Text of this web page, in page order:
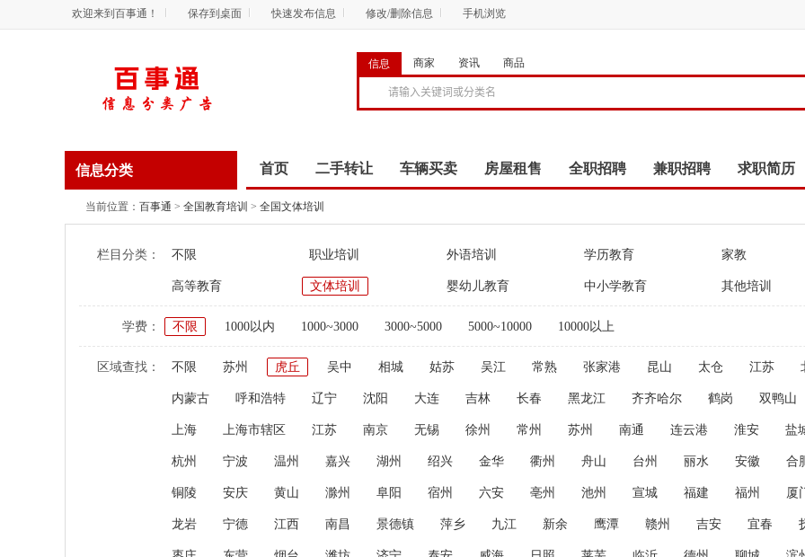
欢迎来到百事通！ 保存到桌面 快速发布信息 修改/删除信息 手机浏览
信息 商家 资讯 商品
信息分类 首页 二手转让 车辆买卖 房屋租售 全职招聘 兼职招聘 求职简历
商务服务
当前位置： 百事通 > 全国教育培训 > 全国文体培训
栏目分类： 不限 职业培训 外语培训 学历教育 家教
高等教育 文体培训 婴幼儿教育 中小学教育 其他培训
学费： 不限 1000以内 1000~3000 3000~5000 5000~10000 10000以上
区域查找： 不限 苏州 虎丘 吴中 相城 姑苏 吴江 常熟 张家港 昆山 太仓 江苏
内蒙古 呼和浩特 辽宁 沈阳 大连 吉林 长春 黑龙江 齐齐哈尔 鹤岗 双鸭山
上海 上海市辖区 江苏 南京 无锡 徐州 常州 苏州 南通 连云港 淮安 盐
杭州 宁波 温州 嘉兴 湖州 绍兴 金华 衢州 舟山 台州 丽水 安徽 合
铜陵 安庆 黄山 滁州 阜阳 宿州 六安 亳州 池州 宣城 福建 福州 厦
龙岩 宁德 江西 南昌 景德镇 萍乡 九江 新余 鹰潭 赣州 吉安 宜春